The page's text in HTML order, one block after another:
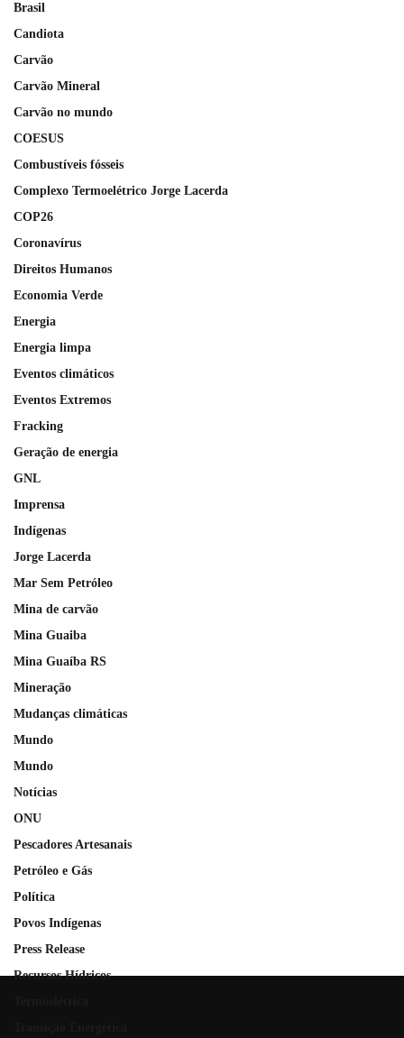
Brasil
Candiota
Carvão
Carvão Mineral
Carvão no mundo
COESUS
Combustíveis fósseis
Complexo Termoelétrico Jorge Lacerda
COP26
Coronavírus
Direitos Humanos
Economia Verde
Energia
Energia limpa
Eventos climáticos
Eventos Extremos
Fracking
Geração de energia
GNL
Imprensa
Indígenas
Jorge Lacerda
Mar Sem Petróleo
Mina de carvão
Mina Guaiba
Mina Guaíba RS
Mineração
Mudanças climáticas
Mundo
Mundo
Notícias
ONU
Pescadores Artesanais
Petróleo e Gás
Política
Povos Indígenas
Press Release
Recursos Hídricos